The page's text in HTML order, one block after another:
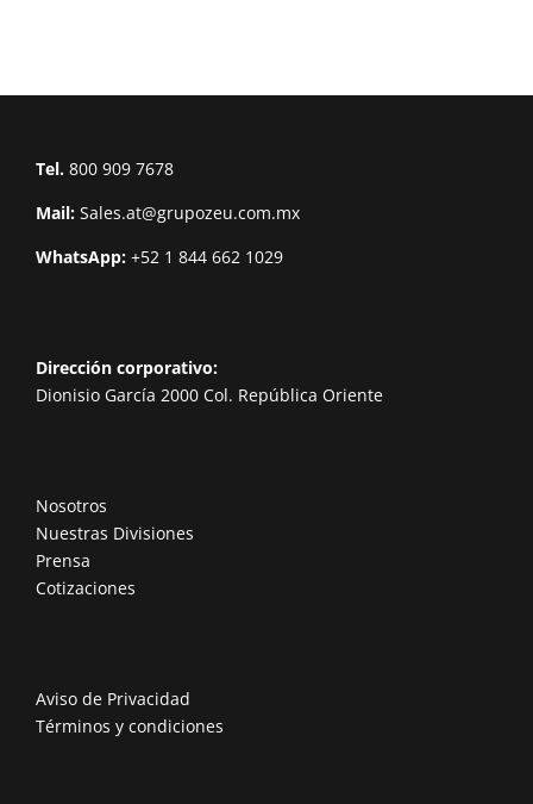
Tel. 800 909 7678
Mail: Sales.at@grupozeu.com.mx
WhatsApp: +52 1 844 662 1029
Dirección corporativo:
Dionisio García 2000 Col. República Oriente
Nosotros
Nuestras Divisiones
Prensa
Cotizaciones
Aviso de Privacidad
Términos y condiciones